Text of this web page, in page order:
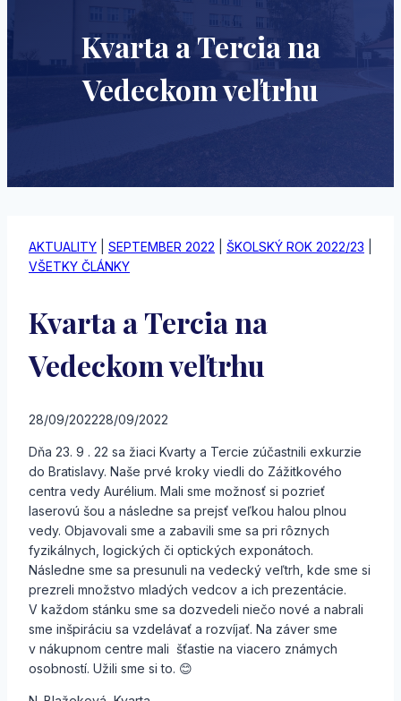
Kvarta a Tercia na
Vedeckom veľtrhu
AKTUALITY SEPTEMBER 2022 ŠKOLSKÝ ROK 2022/23
VŠETKY ČLÁNKY
Kvarta a Tercia na
Vedeckom veľtrhu
28/09/202228/09/2022
Dňa 23. 9 . 22 sa žiaci Kvarty a Tercie zúčastnili exkurzie
do Bratislavy. Naše prvé kroky viedli do Zážitkového
centra vedy Aurélium. Mali sme možnosť si pozrieť
laserovú šou a následne sa prejsť veľkou halou plnou
vedy. Objavovali sme a zabavili sme sa pri rôznych
fyzikálnych, logických či optických exponátoch.
Následne sme sa presunuli na vedecký veľtrh, kde sme si
prezreli množstvo mladých vedcov a ich prezentácie.
V každom stánku sme sa dozvedeli niečo nové a nabrali
sme inšpiráciu sa vzdelávať a rozvíjať. Na záver sme
v nákupnom centre mali šťastie na viacero známych
osobností. Užili sme si to. 😊